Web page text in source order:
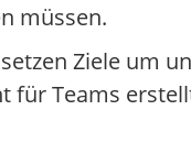
müssen.
Ziele um
für Teams